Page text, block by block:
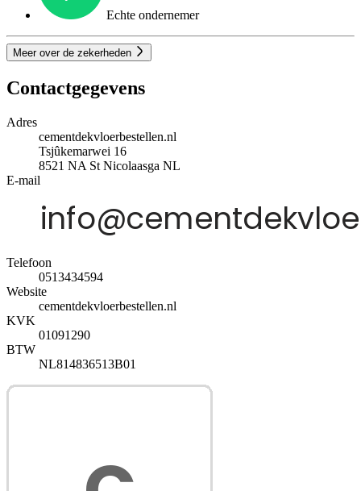
Echte ondernemer
Meer over de zekerheden
Contactgegevens
Adres
cementdekvloerbestellen.nl
Tsjûkemarwei 16
8521 NA St Nicolaasga NL
E-mail
Telefoon
0513434594
Website
cementdekvloerbestellen.nl
KVK
01091290
BTW
NL814836513B01